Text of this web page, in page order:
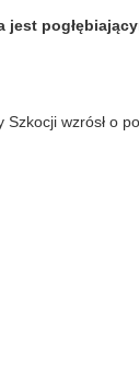
wzrósł o